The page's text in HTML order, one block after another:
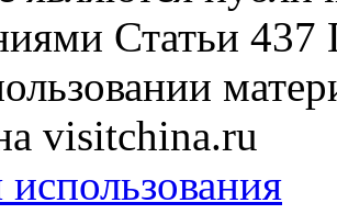
Статьи 437
visitchina.ru